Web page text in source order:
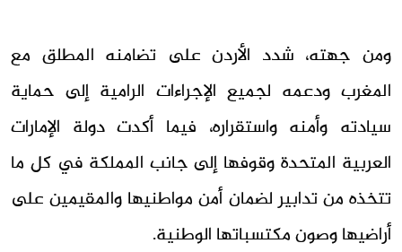
ومن جهته، شدد الأردن على تضامنه المطلق مع
المغرب ودعمه لجميع الإجراءات الرامية إلى حماية
سيادته وأمنه واستقراره، فيما أكدت دولة الإمارات
العربية المتحدة وقوفها إلى جانب المملكة في كل ما
تتخذه من تدابير لضمان أمن مواطنيها والمقيمين على
أراضيها وصون مكتسباتها الوطنية.